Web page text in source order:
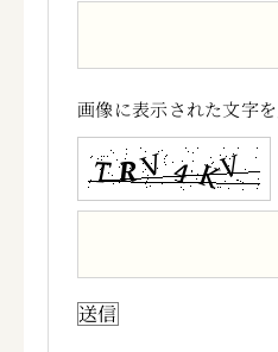
画像に表示された文字